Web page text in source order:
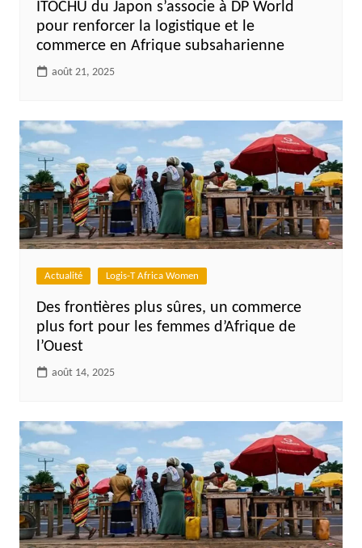
ITOCHU du Japon s’associe à DP World
pour renforcer la logistique et le
commerce en Afrique subsaharienne
août 21, 2025
Actualité Logis-T Africa Women
Des frontières plus sûres, un commerce
plus fort pour les femmes d’Afrique de
l’Ouest
août 14, 2025